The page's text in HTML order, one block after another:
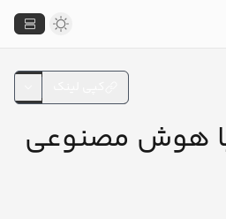
هوش مصنوعی